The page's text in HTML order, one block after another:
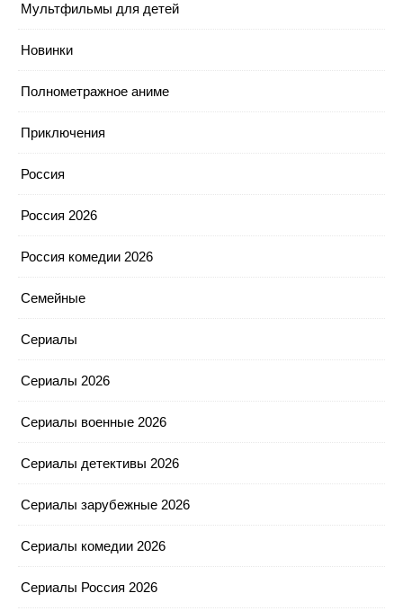
Мультфильмы для детей
Новинки
Полнометражное аниме
Приключения
Россия
Россия 2026
Россия комедии 2026
Семейные
Сериалы
Сериалы 2026
Сериалы военные 2026
Сериалы детективы 2026
Сериалы зарубежные 2026
Сериалы комедии 2026
Сериалы Россия 2026